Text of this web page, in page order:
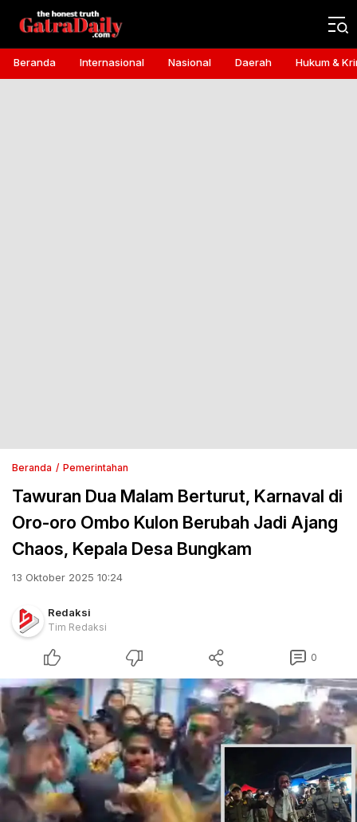
Gatra Daily
the honest truth
Beranda Internasional Nasional Daerah Hukum &
Beranda Pemerintahan
Tawuran Dua Malam Berturut, Karnaval di
Oro-oro Ombo Kulon Berubah Jadi Ajang
Chaos, Kepala Desa Bungkam
13 Oktober 2025 10:24
Redaksi
Tim Redaksi
0